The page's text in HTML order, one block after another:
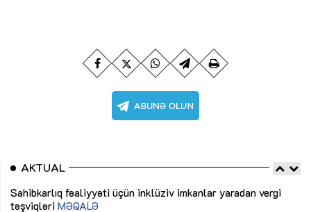
AKTUAL
Sahibkarlıq fəaliyyəti üçün inklüziv imkanlar yaradan vergi
təşviqləri MƏQALƏ